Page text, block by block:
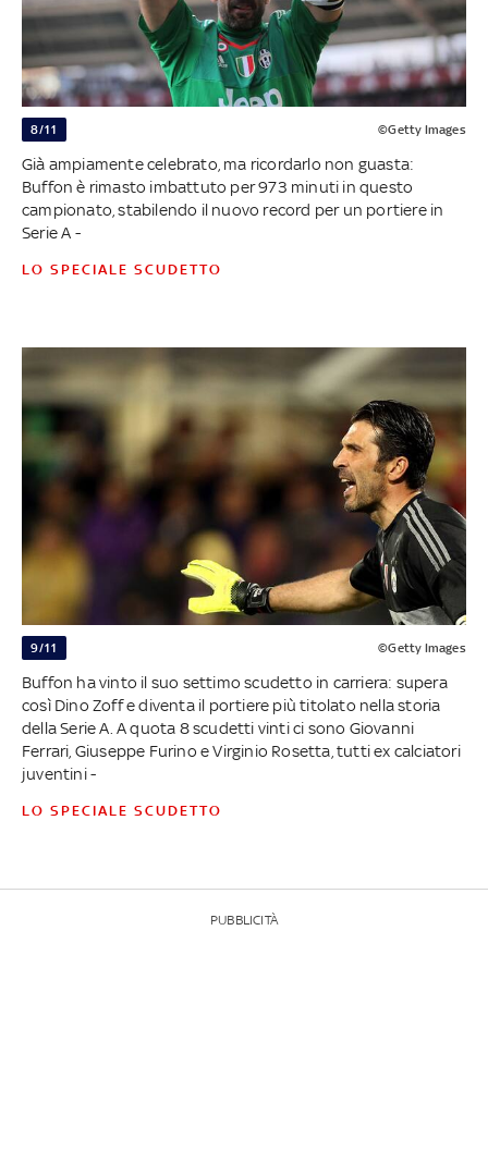
8/11 ©Getty Images
Già ampiamente celebrato, ma ricordarlo non guasta:
Buffon è rimasto imbattuto per 973 minuti in questo
campionato, stabilendo il nuovo record per un portiere in
Serie A -
LO SPECIALE SCUDETTO
9/11 ©Getty Images
Buffon ha vinto il suo settimo scudetto in carriera: supera
così Dino Zoff e diventa il portiere più titolato nella storia
della Serie A. A quota 8 scudetti vinti ci sono Giovanni
Ferrari, Giuseppe Furino e Virginio Rosetta, tutti ex calciatori
juventini -
LO SPECIALE SCUDETTO
PUBBLICITÀ